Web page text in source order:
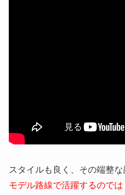
スタイルも良く、その端整な
モデル路線で活躍するのでは